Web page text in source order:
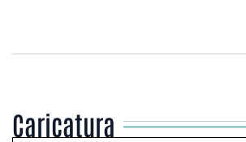
Caricatura